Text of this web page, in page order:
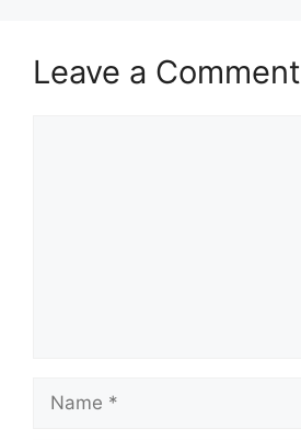
Leave a Comment
Name